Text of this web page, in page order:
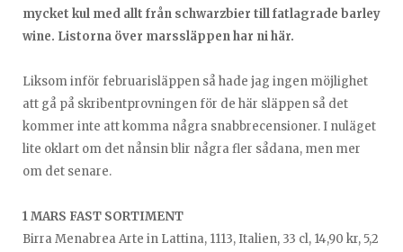
mycket kul med allt från schwarzbier till fatlagrade barley
wine. Listorna över marssläppen har ni här.
Liksom inför februarisläppen så hade jag ingen möjlighet
att gå på skribentprovningen för de här släppen så det
kommer inte att komma några snabbrecensioner. I nuläget
lite oklart om det nånsin blir några fler sådana, men mer
om det senare.
1 MARS FAST SORTIMENT
Birra Menabrea Arte in Lattina, 1113, Italien, 33 cl, 14,90 kr, 5,2